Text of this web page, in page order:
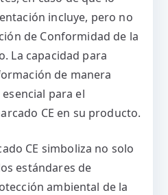
incluye, pero no
de Conformidad de la
La capacidad para
de manera
para el
CE en su producto.
CE simboliza no solo
estándares de
ambiental de la